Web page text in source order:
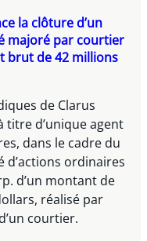
la clôture d’un
majoré par courtier
brut de 42 millions
de Clarus
titre d’unique agent
dans le cadre du
d’actions ordinaires
d’un montant de
réalisé par
courtier.